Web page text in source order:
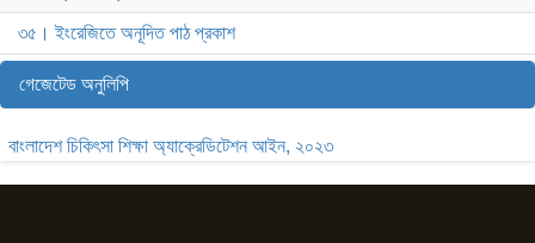
৩৫। ইংরেজিতে অনূদিত পাঠ প্রকাশ
গেজেটেড অনুলিপি
বাংলাদেশ চিকিৎসা শিক্ষা অ্যাক্রেডিটেশন আইন, ২০২৩